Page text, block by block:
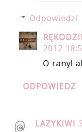
Odpowiedzi
2012
O rany!
ODPOWIEDZ
LAZYKIWI